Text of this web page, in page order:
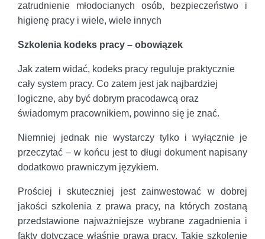
zatrudnienie młodocianych osób, bezpieczeństwo i
higienę pracy i wiele, wiele innych
Szkolenia kodeks pracy – obowiązek
Jak zatem widać, kodeks pracy reguluje praktycznie
cały system pracy. Co zatem jest jak najbardziej
logiczne, aby być dobrym pracodawcą oraz
świadomym pracownikiem, powinno się je znać.
Niemniej jednak nie wystarczy tylko i wyłącznie je
przeczytać – w końcu jest to długi dokument napisany
dodatkowo prawniczym językiem.
Prościej i skuteczniej jest zainwestować w dobrej
jakości szkolenia z prawa pracy, na których zostaną
przedstawione najważniejsze wybrane zagadnienia i
fakty dotyczące właśnie prawa pracy. Takie szkolenie